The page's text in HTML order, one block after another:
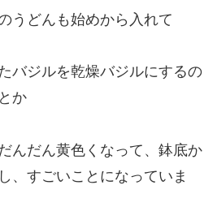
うどんも始めから入れて
バジルを乾燥バジルにするの
か
んだん黄色くなって、鉢底か
、すごいことになっていま